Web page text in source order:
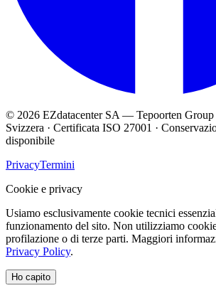
© 2026 EZdatacenter SA — Tepoorten Group
Svizzera · Certificata ISO 27001 ·
disponibile
PrivacyTermini
Cookie e privacy
Usiamo esclusivamente cookie tecnici
funzionamento del sito. Non utilizziamo
profilazione o di terze parti. Maggiori
Privacy Policy.
Ho capito